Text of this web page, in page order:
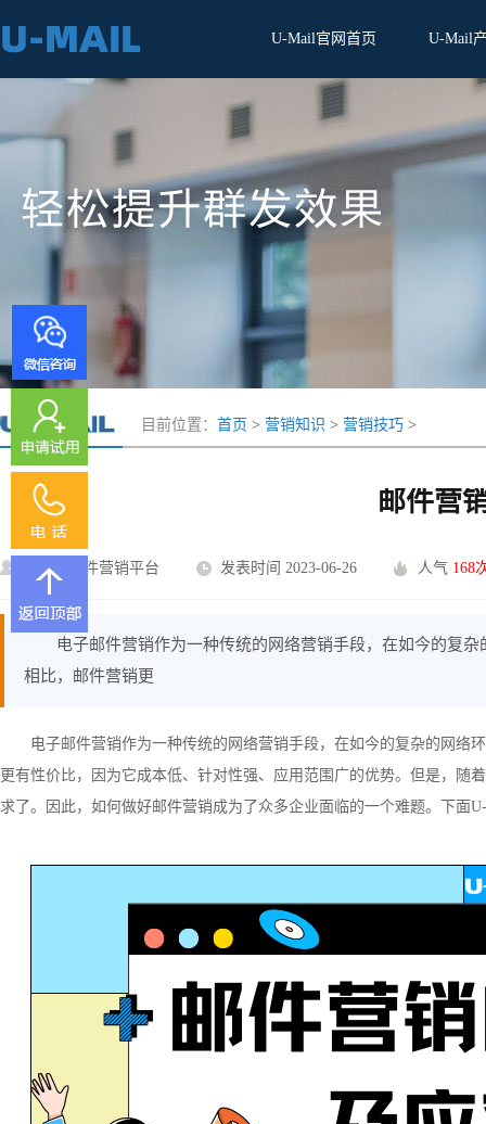
U-Mail官网首页 U-Mail
目前位置： 首页 > 营销知识 > 营销技巧 >
邮件营
U-Mail邮件营销平台 发表时间 2023-06-26 人气 168
电子邮件营销作为一种传统的网络营销手段，在如今的复
相比，邮件营销更
电子邮件营销作为一种传统的网络营销手段，在如今的复杂的网络
更有性价比，因为它成本低、针对性强、应用范围广的优势。但是，
求了。因此，如何做好邮件营销成为了众多企业面临的一个难题。下面